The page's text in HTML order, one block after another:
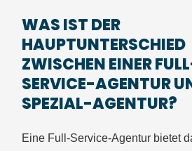
WAS IST DER
HAUPTUNTERSCHIED
ZWISCHEN EINER
SERVICE-AGENTUR
SPEZIAL-AGENTUR?
Eine Full-Service-Agentur bietet